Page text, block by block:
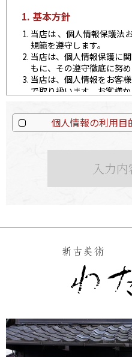
1. 基本方針
当店は 、個人情報保護法
規範を遵守します。
当店は、個人情報保護に
もに、その遵守徹底に努め
当店は、個人情報をお客
で取り扱います。お客様
除き、第三者に開示また
2. 個人情報の利用目的
商品・サービスなどのご
商品・サービスなどのご
商品・サービスなどの発送
4. 個人情報の提供
当店は、次の場合を除き、
お客様の同意がある場合
法令に基づく場合
利用目的の達成に必要な
委託する場合
個人情報の利用目
入力